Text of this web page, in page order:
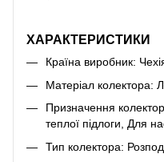
ХАРАКТЕРИСТИКИ
Країна виробник:
Матеріал колектора:
Призначення
теплої підлоги, Для
Тип колектора: